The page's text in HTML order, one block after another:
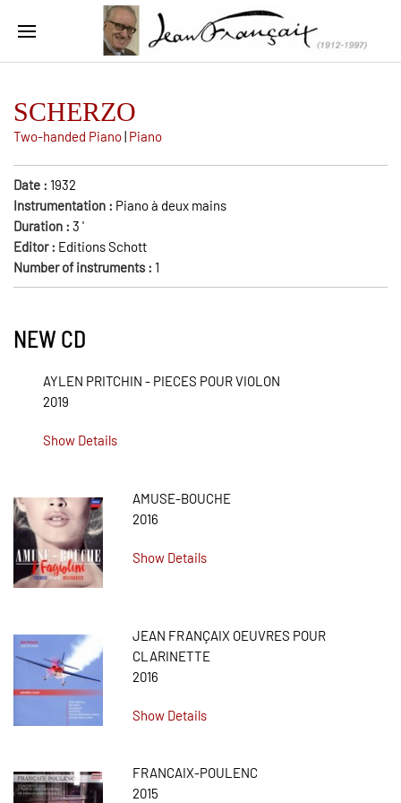
SCHERZO
Two-handed Piano| Piano
Date : 1932
Instrumentation : Piano à deux mains
Duration : 3 '
Editor : Editions Schott
Number of instruments : 1
NEW CD
AYLEN PRITCHIN - PIECES POUR VIOLON
2019
Show Details
AMUSE-BOUCHE
2016
Show Details
JEAN FRANÇAIX OEUVRES POUR
CLARINETTE
2016
Show Details
FRANCAIX-POULENC
2015